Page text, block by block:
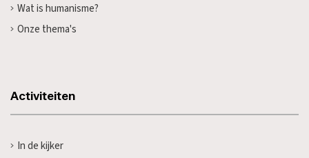
Wat is humanisme?
Onze thema's
Activiteiten
In de kijker